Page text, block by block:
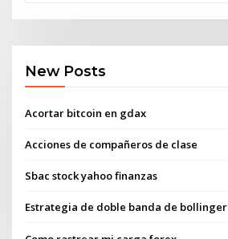
New Posts
Acortar bitcoin en gdax
Acciones de compañeros de clase
Sbac stock yahoo finanzas
Estrategia de doble banda de bollinger